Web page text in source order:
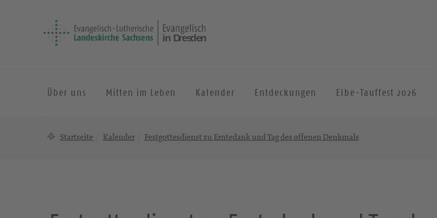
Über uns Mitten im Leben Kalender Entdeckungen Elbe-Tauffest 2026
Startseite Kalender Festgottesdienst zu Erntedank und Tag des offenen Denkmals